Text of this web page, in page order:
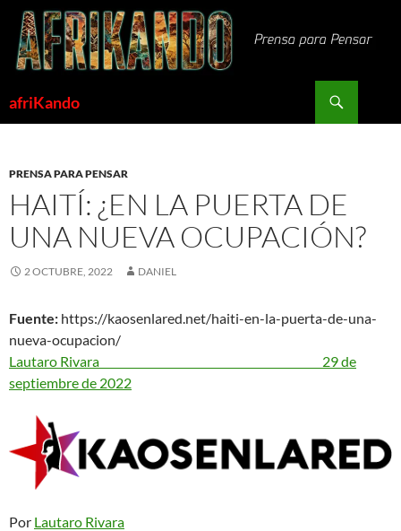
Saltar
contenido
afriKando
PRENSA PARA PENSAR
HAITÍ: ¿EN LA PUERTA DE
UNA NUEVA OCUPACIÓN?
2 OCTUBRE, 2022 DANIEL
Fuente: https://kaosenlared.net/haiti-en-la-puerta-de-una-
nueva-ocupacion/
Lautaro Rivara 29 de
septiembre de 2022
Por Lautaro Rivara